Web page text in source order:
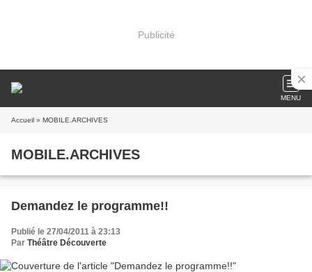
Publicité
MENU
Accueil » MOBILE.ARCHIVES
MOBILE.ARCHIVES
Demandez le programme!!
Publié le 27/04/2011 à 23:13
Par Théâtre Découverte